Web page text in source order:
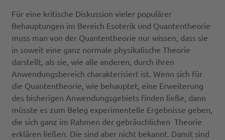
Für eine kritische Diskussion vieler populärer
Behauptungen im Bereich Esoterik und Quantentheorie
muss man von der Quantentheorie nur wissen, dass sie
in soweit eine ganz normale physikalische Theorie
darstellt, als sie, wie alle anderen, durch ihren
Anwendungsbereich charakterisiert ist. Wenn sich für
die Quantentheorie, wie behauptet, eine Erweiterung
des bisherigen Anwendungsgebiets finden ließe, dann
müsste es zum Beleg experimentelle Ergebnisse geben,
die sich ganz im Rahmen der gebräuchlichen Theorie
erklären ließen. Die sind aber nicht bekannt. Damit sind